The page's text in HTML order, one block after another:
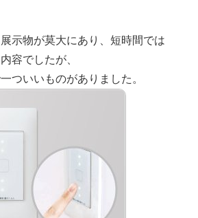
示物が莫大にあり、短時間では
容でしたが、
ついいものがありました。